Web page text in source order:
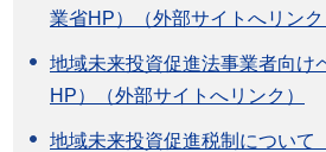
業省HP）（外部サイトへリンク
地域未来投資促進法事業者向け
HP）（外部サイトへリンク）
地域未来投資促進税制について